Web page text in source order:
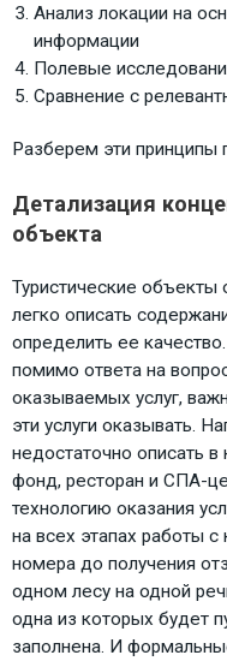
Анализ локации на
информации
Полевые
Сравнение с
Разберем эти принципы
Детализация
объекта
Туристические объекты
легко описать
определить ее
помимо ответа на
оказываемых услуг,
эти услуги оказывать.
недостаточно описать
фонд, ресторан и СПА-
технологию оказания
на всех этапах работы
номера до получения
одном лесу на одной
одна из которых будет
заполнена. И